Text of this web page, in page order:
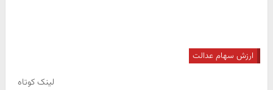
ارزش سهام عدالت
لینک کوتاه